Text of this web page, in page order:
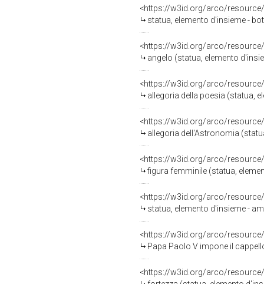
<https://w3id.org/arco/
statua, elemento d'insieme -
<https://w3id.org/arco/
angelo (statua, elemento
<https://w3id.org/arco/
allegoria della poesia (statua,
<https://w3id.org/arco/
allegoria dell'Astronomia
<https://w3id.org/arco/
figura femminile (statua,
<https://w3id.org/arco/
statua, elemento d'insieme -
<https://w3id.org/arco/
Papa Paolo V impone il cappello
<https://w3id.org/arco/